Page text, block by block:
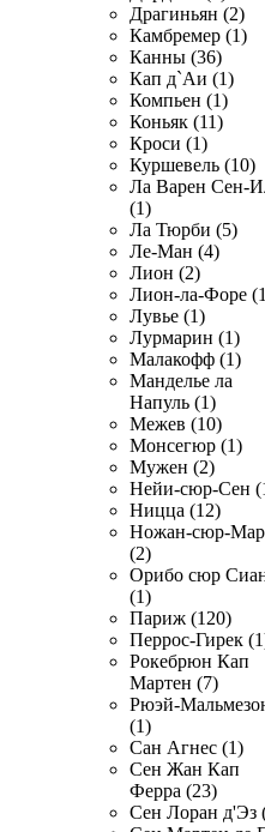
Драгиньян (2)
Камбремер (1)
Канны (36)
Кап д`Аи (1)
Компьен (1)
Коньяк (11)
Кроси (1)
Куршевель (10)
Ла Варен Сен-
(1)
Ла Тюрби (5)
Ле-Ман (4)
Лион (2)
Лион-ла-Форе
Лувье (1)
Лурмарин (1)
Малакофф (1)
Манделье ла
Напуль (1)
Межев (10)
Монсегюр (1)
Мужен (2)
Нейи-сюр-Сен
Ницца (12)
Ножан-сюр-
(2)
Орибо сюр
(1)
Париж (120)
Перрос-Гирек
Рокебрюн Кап
Мартен (7)
Рюэй-
(1)
Сан Агнес (1)
Сен Жан Кап
Ферра (23)
Сен Лоран д'Эз